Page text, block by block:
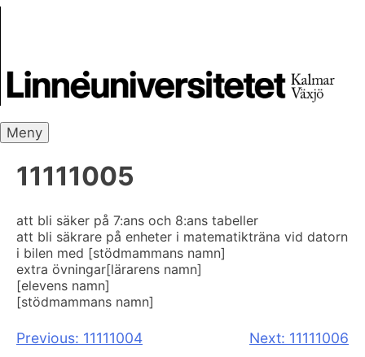
Meny
11111005
att bli säker på 7:ans och 8:ans tabeller
att bli säkrare på enheter i matematikträna vid datorn
i bilen med [stödmammans namn]
extra övningar[lärarens namn]
[elevens namn]
[stödmammans namn]
Inläggsnavigering
Previous: 11111004 Next: 11111006